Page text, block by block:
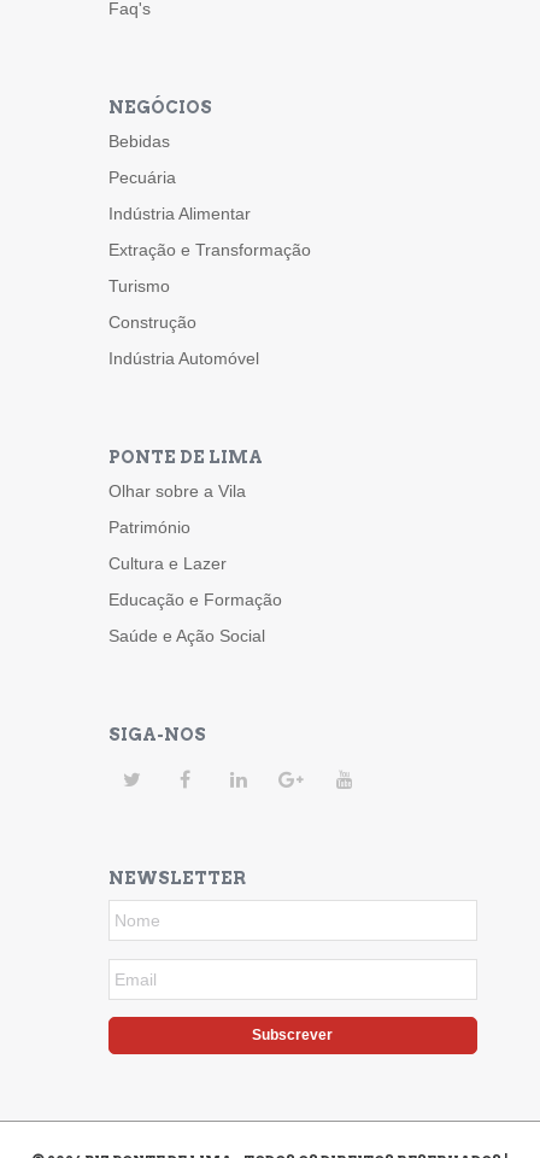
Faq's
NEGÓCIOS
Bebidas
Pecuária
Indústria Alimentar
Extração e Transformação
Turismo
Construção
Indústria Automóvel
PONTE DE LIMA
Olhar sobre a Vila
Património
Cultura e Lazer
Educação e Formação
Saúde e Ação Social
SIGA-NOS
NEWSLETTER
Subscrever